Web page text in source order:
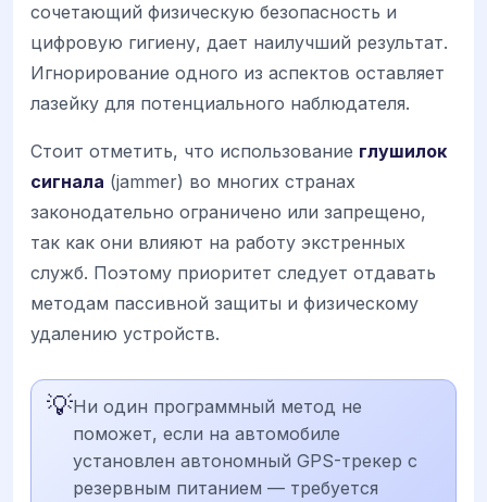
сочетающий физическую безопасность и
цифровую гигиену, дает наилучший результат.
Игнорирование одного из аспектов оставляет
лазейку для потенциального наблюдателя.
Стоит отметить, что использование глушилок
сигнала (jammer) во многих странах
законодательно ограничено или запрещено,
так как они влияют на работу экстренных
служб. Поэтому приоритет следует отдавать
методам пассивной защиты и физическому
удалению устройств.
💡Ни один программный метод не
поможет, если на автомобиле
установлен автономный GPS-трекер с
резервным питанием — требуется